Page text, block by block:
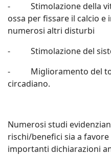
- Stimolazione della
ossa per fissare il calcio
numerosi altri disturbi
- Stimolazione del
- Miglioramento del
circadiano.
Numerosi studi
rischi/benefici sia a
importanti dichiarazioni